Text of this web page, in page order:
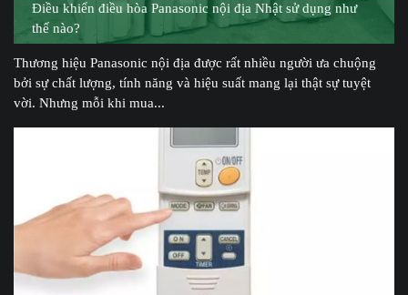
Điều khiển điều hòa Panasonic nội địa Nhật sử dụng như
thế nào?
Thương hiệu Panasonic nội địa được rất nhiều người ưa chuộng
bởi sự chất lượng, tính năng và hiệu suất mang lại thật sự tuyệt
vời. Nhưng mỗi khi mua...